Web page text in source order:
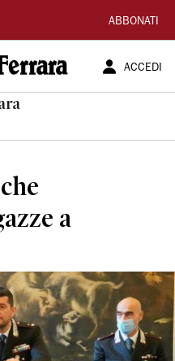
ABBONATI
ACCEDI
a